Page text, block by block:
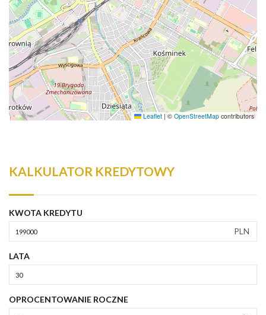
Leaflet | © OpenStreetMap contributors
KALKULATOR KREDYTOWY
KWOTA KREDYTU
PLN
LATA
OPROCENTOWANIE ROCZNE